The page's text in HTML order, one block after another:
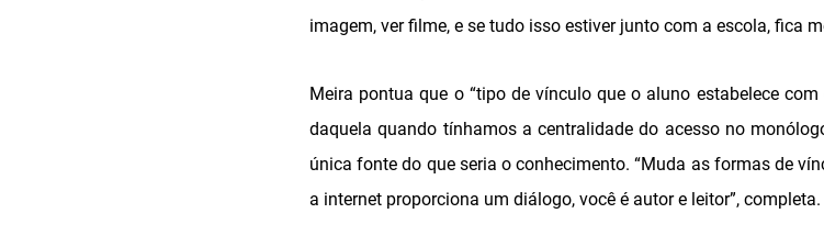
imagem, ver filme, e se tudo isso estiver junto com a escola, fica
Meira pontua que o “tipo de vínculo que o aluno estabelece
daquela quando tínhamos a centralidade do acesso no
única fonte do que seria o conhecimento. “Muda as formas de
a internet proporciona um diálogo, você é autor e leitor”, completa.